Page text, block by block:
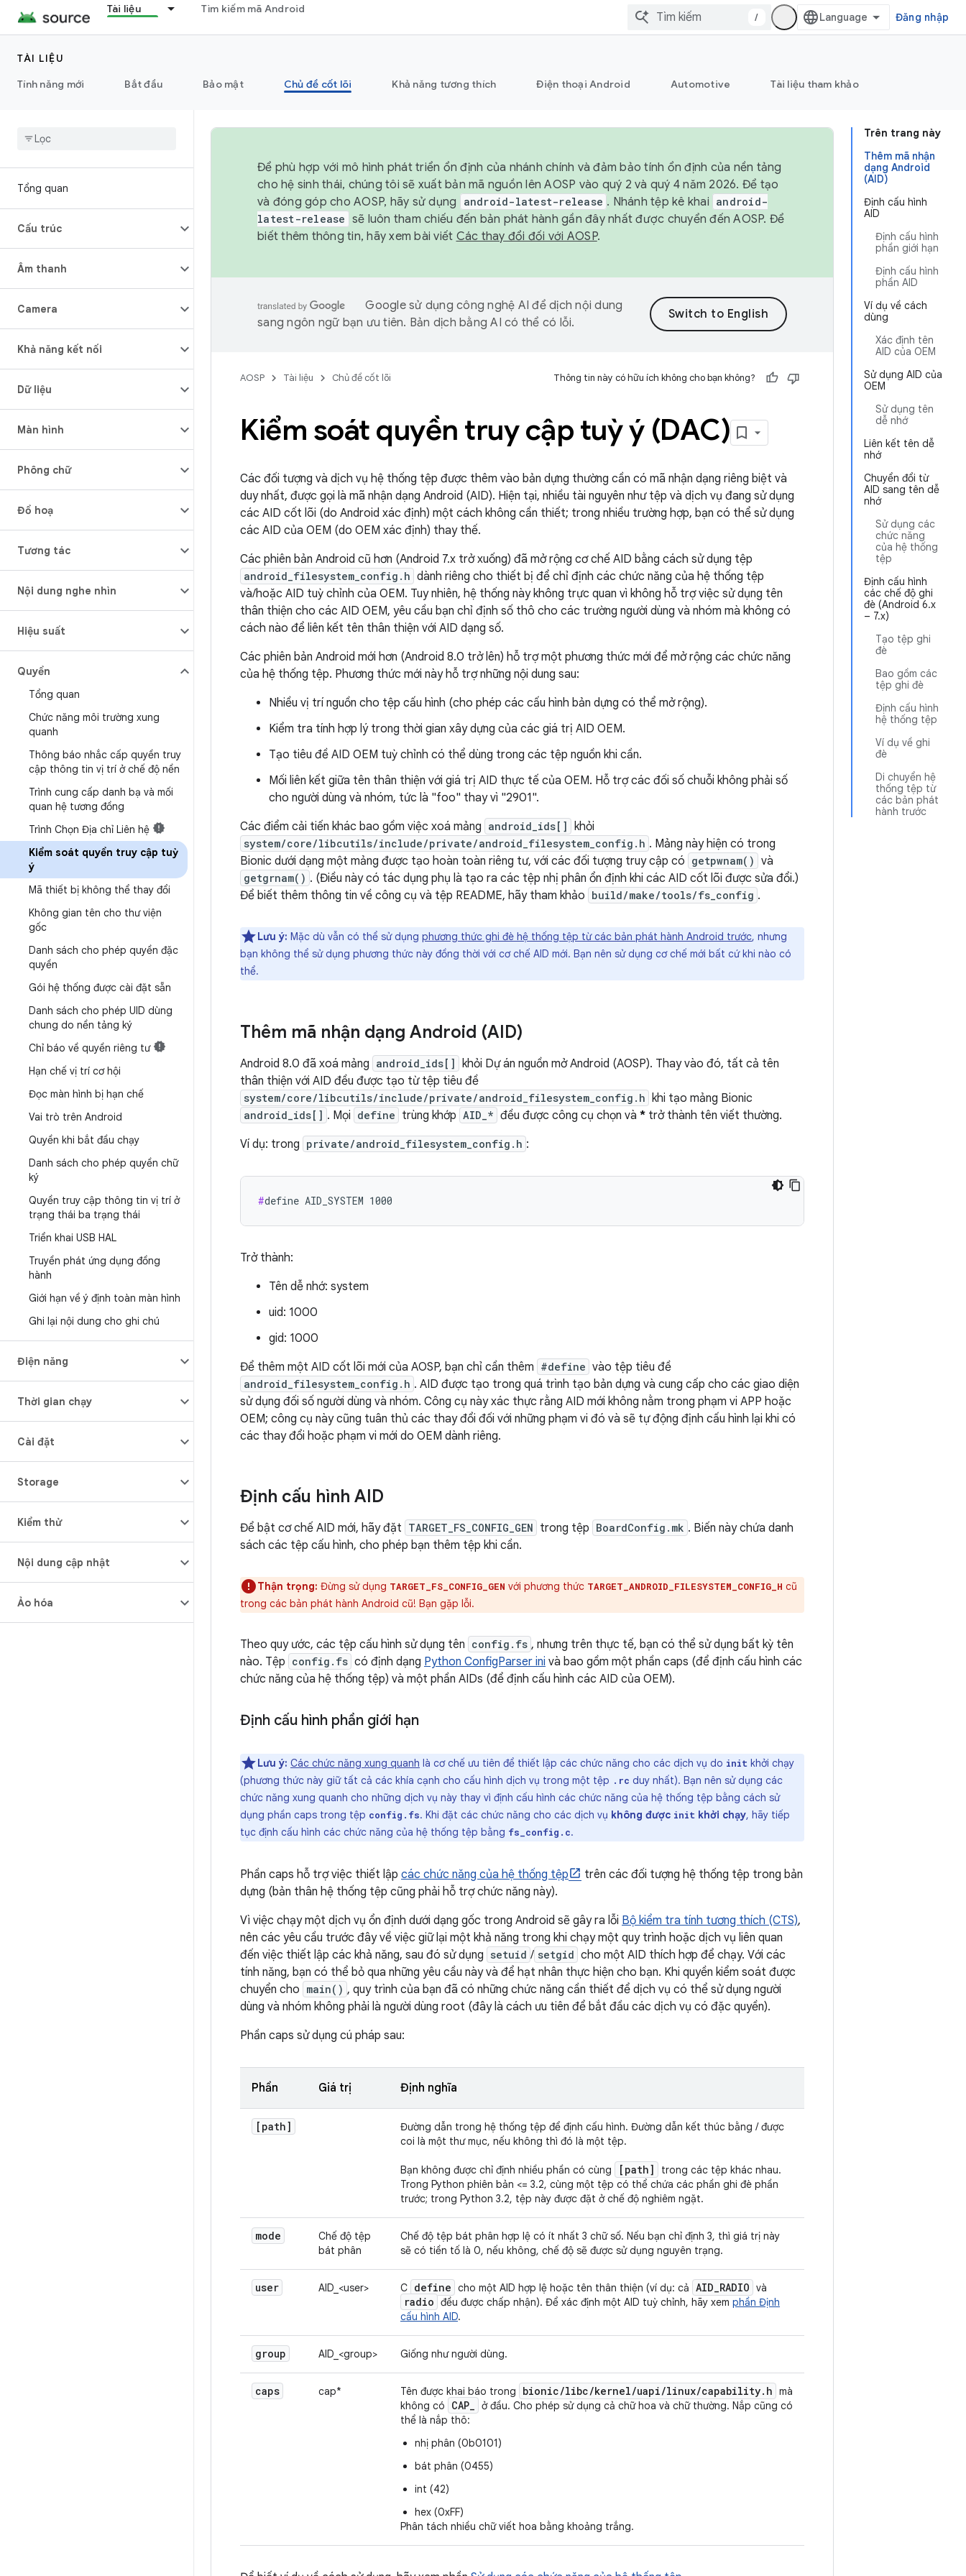
Tài liệu Tìm kiếm mã Android
/ Đăng nhập
TÀI LIỆU
Tính năng mới
Bắt đầu Bảo mật Chủ đề cốt lõi Khả năng tương thích Điện thoại Android Automotive Tài liệu tham khảo
Tổng quan
Cấu trúc
Âm thanh
Camera
Khả năng kết nối
Dữ liệu
Màn hình
Phông chữ
Đồ hoạ
Tương tác
Nội dung nghe nhìn
Hiệu suất
Quyền
Tổng quan
Chức năng môi trường xung
quanh
Thông báo nhắc cấp quyền truy
cập thông tin vị trí ở chế độ nền
Trình cung cấp danh bạ và mối
quan hệ tương đồng
Trình Chọn Địa chỉ Liên hệ
Kiểm soát quyền truy cập tuỳ
ý
Mã thiết bị không thể thay đổi
Không gian tên cho thư viện
gốc
Danh sách cho phép quyền đặc
quyền
Gói hệ thống được cài đặt sẵn
Danh sách cho phép UID dùng
chung do nền tảng ký
Chỉ báo về quyền riêng tư
Hạn chế vị trí cơ hội
Đọc màn hình bị hạn chế
Vai trò trên Android
Quyền khi bắt đầu chạy
Danh sách cho phép quyền chữ
ký
Quyền truy cập thông tin vị trí ở
trạng thái ba trạng thái
Triển khai USB HAL
Truyền phát ứng dụng đồng
hành
Giới hạn về ý định toàn màn hình
Ghi lại nội dung cho ghi chú
Điện năng
Thời gian chạy
Cài đặt
Storage
Kiểm thử
Nội dung cập nhật
Ảo hóa
Trên trang này
Thêm mã nhận
dạng Android
(AID)
Định cấu hình
AID
Định cấu hình
phần giới hạn
Định cấu hình
phần AID
Ví dụ về cách
dùng
Xác định tên
AID của OEM
Sử dụng AID của
OEM
Sử dụng tên
dễ nhớ
Liên kết tên dễ
nhớ
Chuyển đổi từ
AID sang tên dễ
nhớ
Sử dụng các
chức năng
của hệ thống
tệp
Định cấu hình
các chế độ ghi
đè (Android 6.x
– 7.x)
Tạo tệp ghi
đè
Bao gồm các
tệp ghi đè
Định cấu hình
hệ thống tệp
Ví dụ về ghi
đè
Di chuyển hệ
thống tệp từ
các bản phát
hành trước
Để phù hợp với mô hình phát triển ổn định của nhánh chính và đảm bảo tính ổn định của nền tảng
cho hệ sinh thái, chúng tôi sẽ xuất bản mã nguồn lên AOSP vào quý 2 và quý 4 năm 2026. Để tạo
và đóng góp cho AOSP, hãy sử dụng
android-latest-release . Nhánh tệp kê khai android-
latest-release sẽ luôn tham chiếu đến bản phát hành gần đây nhất được chuyển đến AOSP. Để
biết thêm thông tin, hãy xem bài viết Các thay đổi đối với AOSP.
Google sử dụng công nghệ AI để dịch nội dung
sang ngôn ngữ bạn ưu tiên. Bản dịch bằng AI có thể có lỗi.
AOSP Tài liệu Chủ đề cốt lõi Thông tin này có hữu ích không cho bạn không?
Kiểm soát quyền truy cập tuỳ ý (DAC)
Các đối tượng và dịch vụ hệ thống tệp được thêm vào bản dựng thường cần có mã nhận dạng riêng biệt và
duy nhất, được gọi là mã nhận dạng Android (AID). Hiện tại, nhiều tài nguyên như tệp và dịch vụ đang sử dụng
các AID cốt lõi (do Android xác định) một cách không cần thiết; trong nhiều trường hợp, bạn có thể sử dụng
các AID của OEM (do OEM xác định) thay thế.
Các phiên bản Android cũ hơn (Android 7.x trở xuống) đã mở rộng cơ chế AID bằng cách sử dụng tệp
android_filesystem_config.h dành riêng cho thiết bị để chỉ định các chức năng của hệ thống tệp
và/hoặc AID tuỳ chỉnh của OEM. Tuy nhiên, hệ thống này không trực quan vì không hỗ trợ việc sử dụng tên
thân thiện cho các AID OEM, yêu cầu bạn chỉ định số thô cho các trường người dùng và nhóm mà không có
cách nào để liên kết tên thân thiện với AID dạng số.
Các phiên bản Android mới hơn (Android 8.0 trở lên) hỗ trợ một phương thức mới để mở rộng các chức năng
của hệ thống tệp. Phương thức mới này hỗ trợ những nội dung sau:
Nhiều vị trí nguồn cho tệp cấu hình (cho phép các cấu hình bản dựng có thể mở rộng).
Kiểm tra tính hợp lý trong thời gian xây dựng của các giá trị AID OEM.
Tạo tiêu đề AID OEM tuỳ chỉnh có thể dùng trong các tệp nguồn khi cần.
Mối liên kết giữa tên thân thiện với giá trị AID thực tế của OEM. Hỗ trợ các đối số chuỗi không phải số
cho người dùng và nhóm, tức là "foo" thay vì "2901".
Các điểm cải tiến khác bao gồm việc xoá mảng android_ids[] khỏi
system/core/libcutils/include/private/android_filesystem_config.h . Mảng này hiện có trong
Bionic dưới dạng một mảng được tạo hoàn toàn riêng tư, với các đối tượng truy cập có getpwnam() và
getgrnam() . (Điều này có tác dụng phụ là tạo ra các tệp nhị phân ổn định khi các AID cốt lõi được sửa đổi.)
Để biết thêm thông tin về công cụ và tệp README, hãy tham khảo build/make/tools/fs_config .
Lưu ý: Mặc dù vẫn có thể sử dụng phương thức ghi đè hệ thống tệp từ các bản phát hành Android trước, nhưng
bạn không thể sử dụng phương thức này đồng thời với cơ chế AID mới. Bạn nên sử dụng cơ chế mới bất cứ khi nào có
thể.
Thêm mã nhận dạng Android (AID)
Android 8.0 đã xoá mảng android_ids[] khỏi Dự án nguồn mở Android (AOSP). Thay vào đó, tất cả tên
thân thiện với AID đều được tạo từ tệp tiêu đề
system/core/libcutils/include/private/android_filesystem_config.h khi tạo mảng Bionic
android_ids[] . Mọi define trùng khớp AID_* đều được công cụ chọn và * trở thành tên viết thường.
Ví dụ: trong private/android_filesystem_config.h :
#define AID_SYSTEM 1000
Trở thành:
Tên dễ nhớ: system
uid: 1000
gid: 1000
Để thêm một AID cốt lõi mới của AOSP, bạn chỉ cần thêm #define vào tệp tiêu đề
android_filesystem_config.h . AID được tạo trong quá trình tạo bản dựng và cung cấp cho các giao diện
sử dụng đối số người dùng và nhóm. Công cụ này xác thực rằng AID mới không nằm trong phạm vi APP hoặc
OEM; công cụ này cũng tuân thủ các thay đổi đối với những phạm vi đó và sẽ tự động định cấu hình lại khi có
các thay đổi hoặc phạm vi mới do OEM dành riêng.
Định cấu hình AID
Để bật cơ chế AID mới, hãy đặt TARGET_FS_CONFIG_GEN trong tệp BoardConfig.mk . Biến này chứa danh
sách các tệp cấu hình, cho phép bạn thêm tệp khi cần.
Thận trọng: Đừng sử dụng TARGET_FS_CONFIG_GEN với phương thức TARGET_ANDROID_FILESYSTEM_CONFIG_H cũ
trong các bản phát hành Android cũ! Bạn gặp lỗi.
Theo quy ước, các tệp cấu hình sử dụng tên config.fs , nhưng trên thực tế, bạn có thể sử dụng bất kỳ tên
nào. Tệp config.fs có định dạng Python ConfigParser ini và bao gồm một phần caps (để định cấu hình các
chức năng của hệ thống tệp) và một phần AIDs (để định cấu hình các AID của OEM).
Định cấu hình phần giới hạn
Lưu ý: Các chức năng xung quanh là cơ chế ưu tiên để thiết lập các chức năng cho các dịch vụ do init khởi chạy
(phương thức này giữ tất cả các khía cạnh cho cấu hình dịch vụ trong một tệp .rc duy nhất). Bạn nên sử dụng các
chức năng xung quanh cho những dịch vụ này thay vì định cấu hình các chức năng của hệ thống tệp bằng cách sử
dụng phần caps trong tệp config.fs. Khi đặt các chức năng cho các dịch vụ không được init khởi chạy, hãy tiếp
tục định cấu hình các chức năng của hệ thống tệp bằng fs_config.c.
Phần caps hỗ trợ việc thiết lập các chức năng của hệ thống tệp
trên các đối tượng hệ thống tệp trong bản
dựng (bản thân hệ thống tệp cũng phải hỗ trợ chức năng này).
Vì việc chạy một dịch vụ ổn định dưới dạng gốc trong Android sẽ gây ra lỗi Bộ kiểm tra tính tương thích (CTS),
nên các yêu cầu trước đây về việc giữ lại một khả năng trong khi chạy một quy trình hoặc dịch vụ liên quan
đến việc thiết lập các khả năng, sau đó sử dụng setuid / setgid cho một AID thích hợp để chạy. Với các
tính năng, bạn có thể bỏ qua những yêu cầu này và để hạt nhân thực hiện cho bạn. Khi quyền kiểm soát được
chuyển cho main() , quy trình của bạn đã có những chức năng cần thiết để dịch vụ có thể sử dụng người
dùng và nhóm không phải là người dùng root (đây là cách ưu tiên để bắt đầu các dịch vụ có đặc quyền).
Phần caps sử dụng cú pháp sau:
Phần Giá trị Định nghĩa
[path]
Đường dẫn trong hệ thống tệp để định cấu hình. Đường dẫn kết thúc bằng / được
coi là một thư mục, nếu không thì đó là một tệp.
Bạn không được chỉ định nhiều phần có cùng [path]
trong các tệp khác nhau.
Trong Python phiên bản <= 3.2, cùng một tệp có thể chứa các phần ghi đè phần
trước; trong Python 3.2, tệp này được đặt ở chế độ nghiêm ngặt.
mode
Chế độ tệp
bát phân
Chế độ tệp bát phân hợp lệ có ít nhất 3 chữ số. Nếu bạn chỉ định 3, thì giá trị này
sẽ có tiền tố là 0, nếu không, chế độ sẽ được sử dụng nguyên trạng.
user AID_<user> C define cho một AID hợp lệ hoặc tên thân thiện (ví dụ: cả AID_RADIO và
radio đều được chấp nhận). Để xác định một AID tuỳ chỉnh, hãy xem phần Định
cấu hình AID.
group AID_<group> Giống như người dùng.
caps cap* Tên được khai báo trong bionic/libc/kernel/uapi/linux/capability. h mà
không có
CAP_ ở đầu. Cho phép sử dụng cả chữ hoa và chữ thường. Nắp cũng có
thể là nắp thô:
nhị phân (0b0101)
bát phân (0455)
int (42)
hex (0xFF)
Phân tách nhiều chữ viết hoa bằng khoảng trắng.